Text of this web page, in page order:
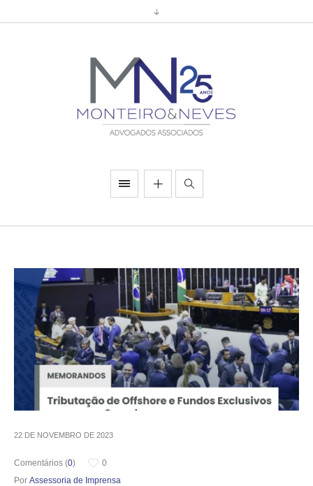
22 DE NOVEMBRO DE 2023
Comentários (0)
0
Por Assessoria de Imprensa